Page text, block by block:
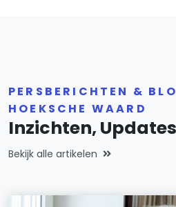
PERSBERICHTEN &
HOEKSCHE WAARD
Inzichten,
Bekijk alle artikelen